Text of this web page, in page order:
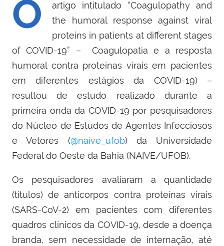
O
artigo intitulado “Coagulopathy and
the humoral response against viral
proteins in patients at different stages
of COVID-19” – Coagulopatia e a resposta
humoral contra proteínas virais em pacientes
em diferentes estágios da COVID-19) –
resultou de estudo realizado durante a
primeira onda da COVID-19 por pesquisadores
do Núcleo de Estudos de Agentes Infecciosos
e Vetores (@naive_ufob) da Universidade
Federal do Oeste da Bahia (NAIVE/UFOB).
Os pesquisadores avaliaram a quantidade
(títulos) de anticorpos contra proteínas virais
(SARS-CoV-2) em pacientes com diferentes
quadros clínicos da COVID-19, desde a doença
branda, sem necessidade de internação, até